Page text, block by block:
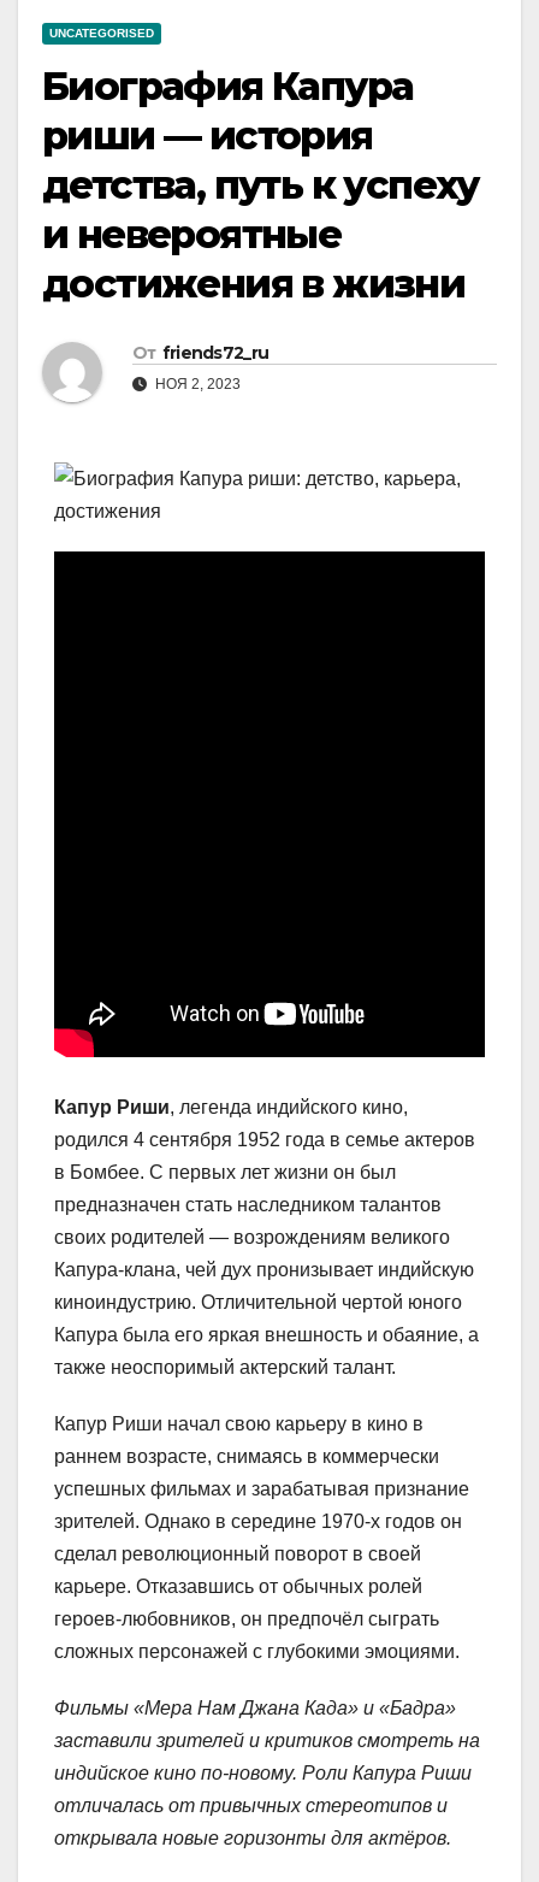
UNCATEGORISED
Биография Капура
риши — история
детства, путь к успеху
и невероятные
достижения в жизни
От friends72_ru
НОЯ 2, 2023
Капур Риши, легенда индийского кино,
родился 4 сентября 1952 года в семье актеров
в Бомбее. С первых лет жизни он был
предназначен стать наследником талантов
своих родителей — возрождениям великого
Капура-клана, чей дух пронизывает индийскую
киноиндустрию. Отличительной чертой юного
Капура была его яркая внешность и обаяние, а
также неоспоримый актерский талант.
Капур Риши начал свою карьеру в кино в
раннем возрасте, снимаясь в коммерчески
успешных фильмах и зарабатывая признание
зрителей. Однако в середине 1970-х годов он
сделал революционный поворот в своей
карьере. Отказавшись от обычных ролей
героев-любовников, он предпочёл сыграть
сложных персонажей с глубокими эмоциями.
Фильмы «Мера Нам Джана Када» и «Бадра»
заставили зрителей и критиков смотреть на
индийское кино по-новому. Роли Капура Риши
отличалась от привычных стереотипов и
открывала новые горизонты для актёров.